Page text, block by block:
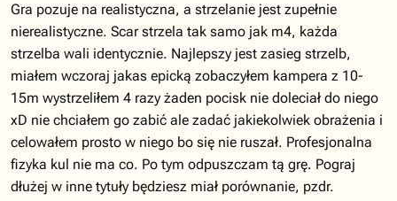
Gra pozuje na realistyczna, a strzelanie jest zupełnie
nierealistyczne. Scar strzela tak samo jak m4, każda
strzelba wali identycznie. Najlepszy jest zasieg strzelb,
miałem wczoraj jakas epicką zobaczyłem kampera z 10-
15m wystrzeliłem 4 razy żaden pocisk nie doleciał do niego
xD nie chciałem go zabić ale zadać jakiekolwiek obrażenia i
celowałem prosto w niego bo się nie ruszał. Profesjonalna
fizyka kul nie ma co. Po tym odpuszczam tą grę. Pograj
dłużej w inne tytuły będziesz miał porównanie, pzdr.